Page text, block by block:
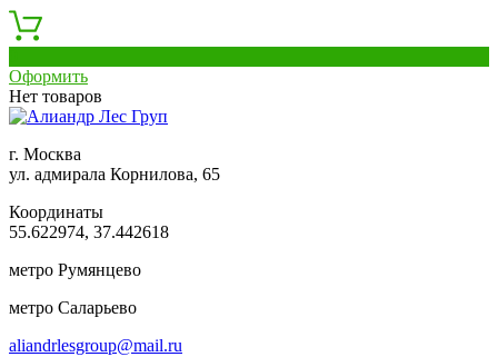
Оформить
Нет товаров
г. Москва
ул. адмирала Корнилова, 65
Координаты
55.622974, 37.442618
метро Румянцево
метро Саларьево
aliandrlesgroup@mail.ru